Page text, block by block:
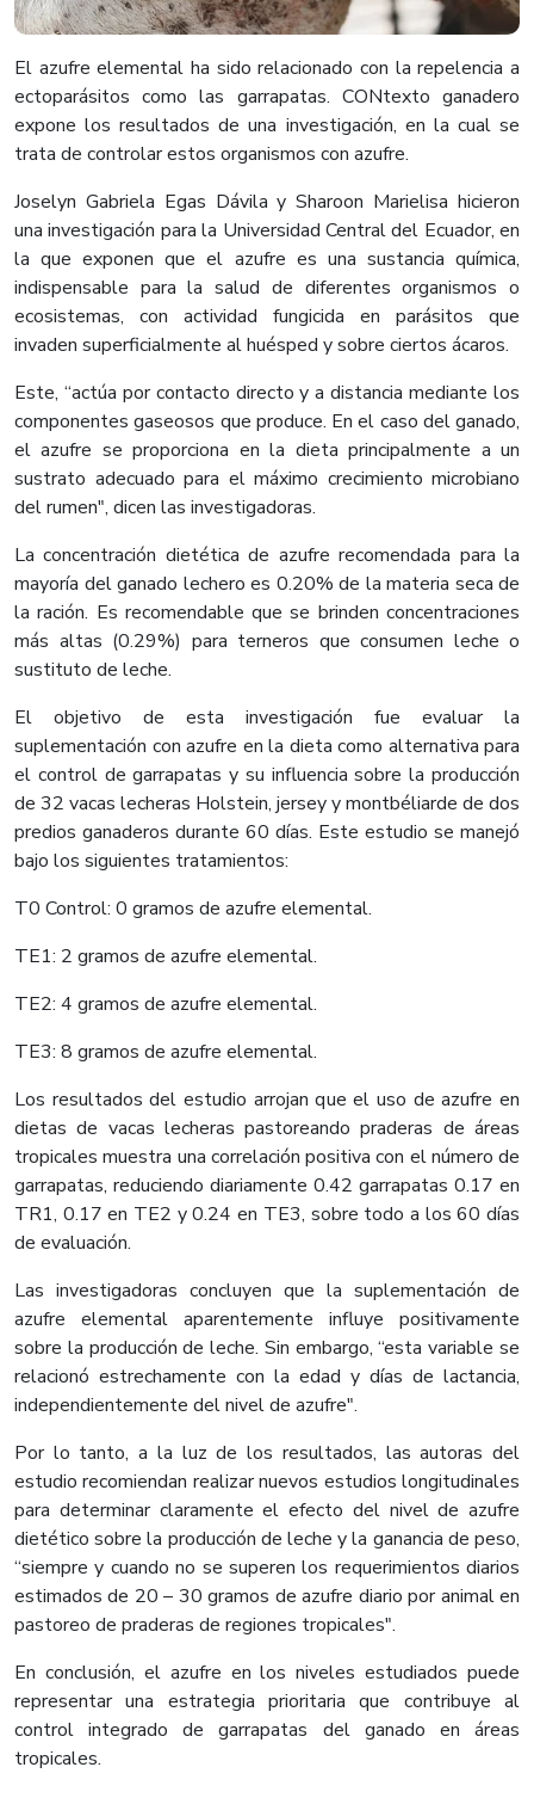
El azufre elemental ha sido relacionado con la repelencia a
ectoparásitos como las garrapatas. CONtexto ganadero
expone los resultados de una investigación, en la cual se
trata de controlar estos organismos con azufre.
Joselyn Gabriela Egas Dávila y Sharoon Marielisa hicieron
una investigación para la Universidad Central del Ecuador, en
la que exponen que el azufre es una sustancia química,
indispensable para la salud de diferentes organismos o
ecosistemas, con actividad fungicida en parásitos que
invaden superficialmente al huésped y sobre ciertos ácaros.
Este, “actúa por contacto directo y a distancia mediante los
componentes gaseosos que produce. En el caso del ganado,
el azufre se proporciona en la dieta principalmente a un
sustrato adecuado para el máximo crecimiento microbiano
del rumen", dicen las investigadoras.
La concentración dietética de azufre recomendada para la
mayoría del ganado lechero es 0.20% de la materia seca de
la ración. Es recomendable que se brinden concentraciones
más altas (0.29%) para terneros que consumen leche o
sustituto de leche.
El objetivo de esta investigación fue evaluar la
suplementación con azufre en la dieta como alternativa para
el control de garrapatas y su influencia sobre la producción
de 32 vacas lecheras Holstein, jersey y montbéliarde de dos
predios ganaderos durante 60 días. Este estudio se manejó
bajo los siguientes tratamientos:
T0 Control: 0 gramos de azufre elemental.
TE1: 2 gramos de azufre elemental.
TE2: 4 gramos de azufre elemental.
TE3: 8 gramos de azufre elemental.
Los resultados del estudio arrojan que el uso de azufre en
dietas de vacas lecheras pastoreando praderas de áreas
tropicales muestra una correlación positiva con el número de
garrapatas, reduciendo diariamente 0.42 garrapatas 0.17 en
TR1, 0.17 en TE2 y 0.24 en TE3, sobre todo a los 60 días
de evaluación.
Las investigadoras concluyen que la suplementación de
azufre elemental aparentemente influye positivamente
sobre la producción de leche. Sin embargo, “esta variable se
relacionó estrechamente con la edad y días de lactancia,
independientemente del nivel de azufre".
Por lo tanto, a la luz de los resultados, las autoras del
estudio recomiendan realizar nuevos estudios longitudinales
para determinar claramente el efecto del nivel de azufre
dietético sobre la producción de leche y la ganancia de peso,
“siempre y cuando no se superen los requerimientos diarios
estimados de 20 – 30 gramos de azufre diario por animal en
pastoreo de praderas de regiones tropicales".
En conclusión, el azufre en los niveles estudiados puede
representar una estrategia prioritaria que contribuye al
control integrado de garrapatas del ganado en áreas
tropicales. ​